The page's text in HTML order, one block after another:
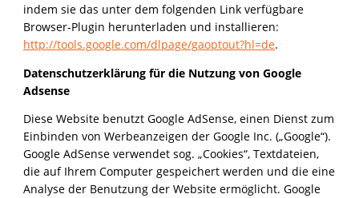
indem sie das unter dem folgenden Link verfügbare
Browser-Plugin herunterladen und installieren:
http://tools.google.com/dlpage/gaoptout?hl=de.
Datenschutzerklärung für die Nutzung von Google
Adsense
Diese Website benutzt Google AdSense, einen Dienst zum
Einbinden von Werbeanzeigen der Google Inc. („Google“).
Google AdSense verwendet sog. „Cookies“, Textdateien,
die auf Ihrem Computer gespeichert werden und die eine
Analyse der Benutzung der Website ermöglicht. Google